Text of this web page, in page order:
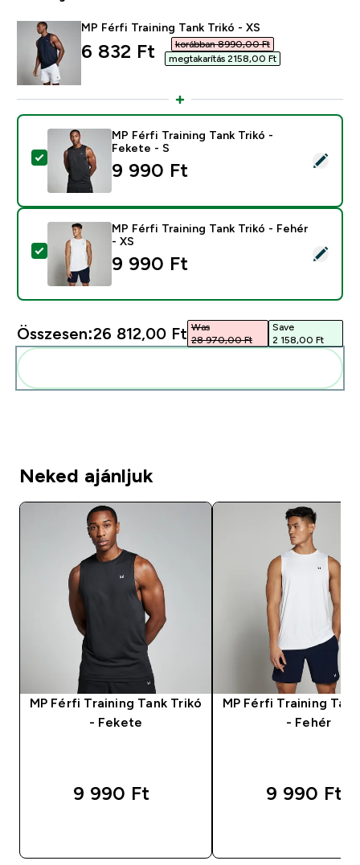
MP Férfi Training Tank Trikó - XS
discounted price
6 832 Ft‎
korábban 8990,00 Ft‎
megtakarítás 2158,00 Ft‎
Termék kiválasztása - MP Férfi Training Tank Trikó -
MP Férfi Training Tank Trikó -
Fekete - S
9 990 Ft‎
Termék kiválasztása - MP Férfi Training Tank Trikó -
MP Férfi Training Tank Trikó - Fehér
- XS
9 990 Ft‎
Összesen:26 812,00 Ft‎ Was
28 970,00 Ft‎
Save
2 158,00 Ft‎
Neked ajánljuk
MP Férfi Training Tank Trikó
- Fekete
9 990 Ft‎
MP Férfi Training
- Fehér
9 990 Ft‎